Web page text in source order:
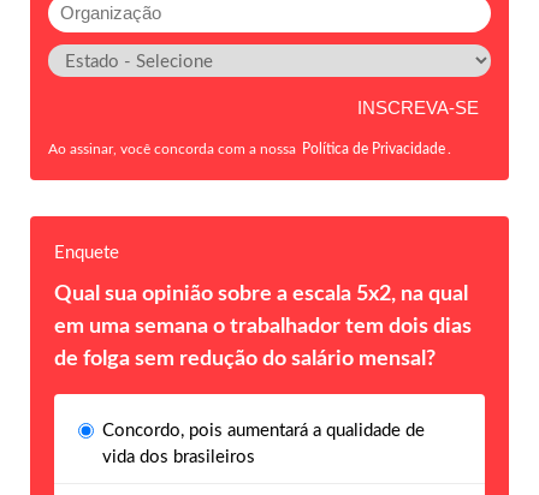
Ao assinar, você concorda com a nossa Política de Privacidade.
Enquete
Qual sua opinião sobre a escala 5x2, na qual
em uma semana o trabalhador tem dois dias
de folga sem redução do salário mensal?
Concordo, pois aumentará a qualidade de
vida dos brasileiros